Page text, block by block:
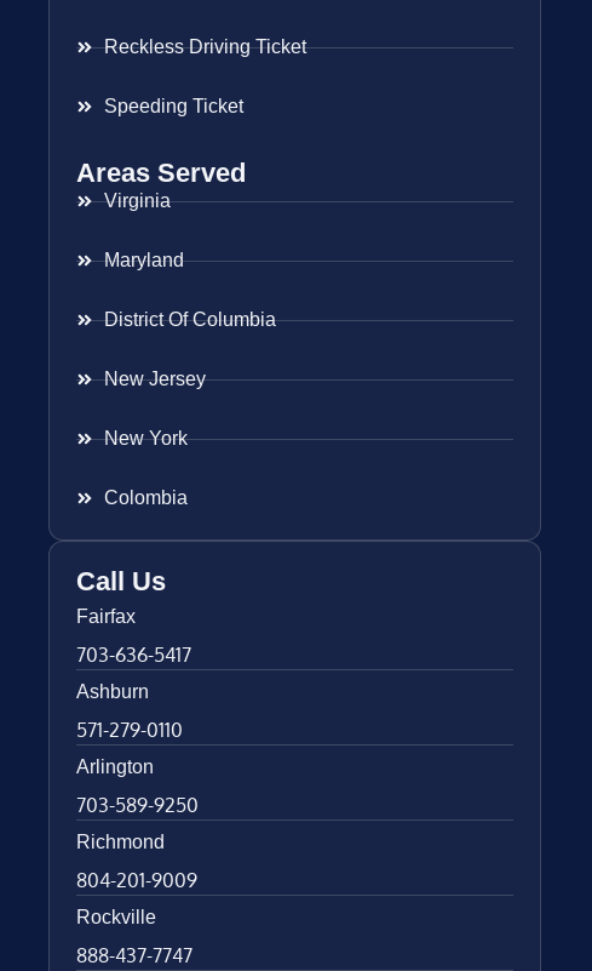
Reckless Driving Ticket
Speeding Ticket
Areas Served
Virginia
Maryland
District Of Columbia
New Jersey
New York
Colombia
Call Us
Fairfax
703-636-5417
Ashburn
571-279-0110
Arlington
703-589-9250
Richmond
804-201-9009
Rockville
888-437-7747